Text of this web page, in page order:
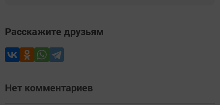
Расскажите друзьям
Нет комментариев